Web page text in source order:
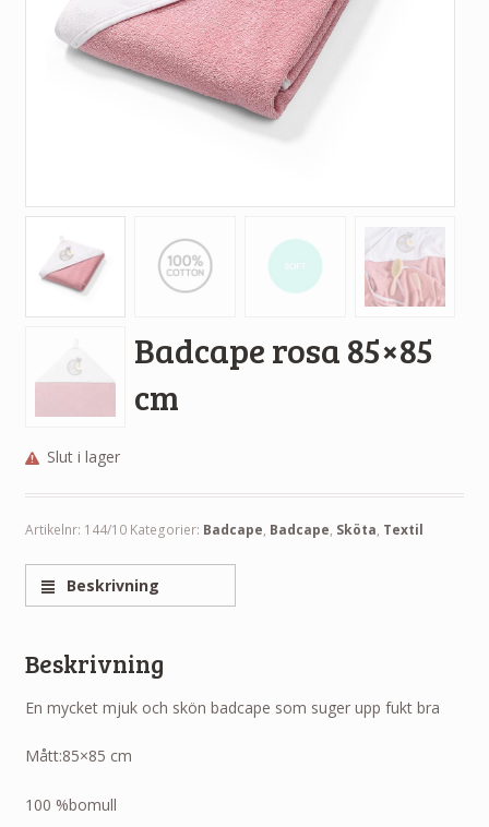
Badcape rosa 85×85
cm
Slut i lager
Artikelnr: 144/10 Kategorier: Badcape, Badcape, Sköta, Textil
Beskrivning
Beskrivning
En mycket mjuk och skön badcape som suger upp fukt bra
Mått:85×85 cm
100 %bomull